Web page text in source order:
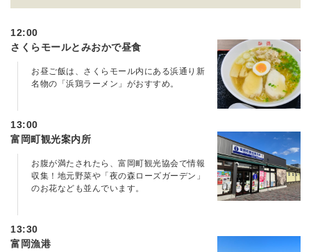
12:00
さくらモールとみおかで昼食
お昼ご飯は、さくらモール内にある浜通り新
名物の「浜鶏ラーメン」がおすすめ。
13:00
富岡町観光案内所
お腹が満たされたら、富岡町観光協会で情報
収集！地元野菜や「夜の森ローズガーデン」
のお花なども並んでいます。
13:30
富岡漁港